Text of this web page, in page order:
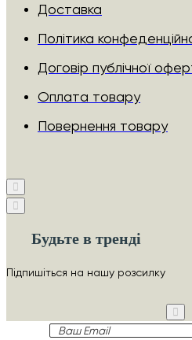
Доставка
Політика
Договір публічної
Оплата товару
Повернення товару
Будьте в тренді
Підпишіться на нашу розсилку
Ваш